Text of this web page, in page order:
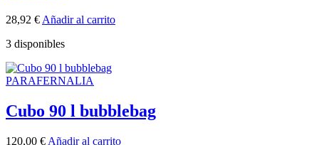
28,92 € Añadir al carrito
3 disponibles
PARAFERNALIA
Cubo 90 l bubblebag
120,00 € Añadir al carrito